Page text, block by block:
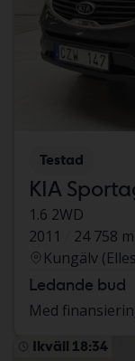
Testad
KIA
1.6 2WD
2011
24 758
Kungälv
Ledande bud
Med
Ikväll 18:34